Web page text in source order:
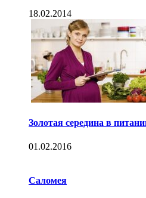
18.02.2014
Золотая середина в
01.02.2016
Саломея